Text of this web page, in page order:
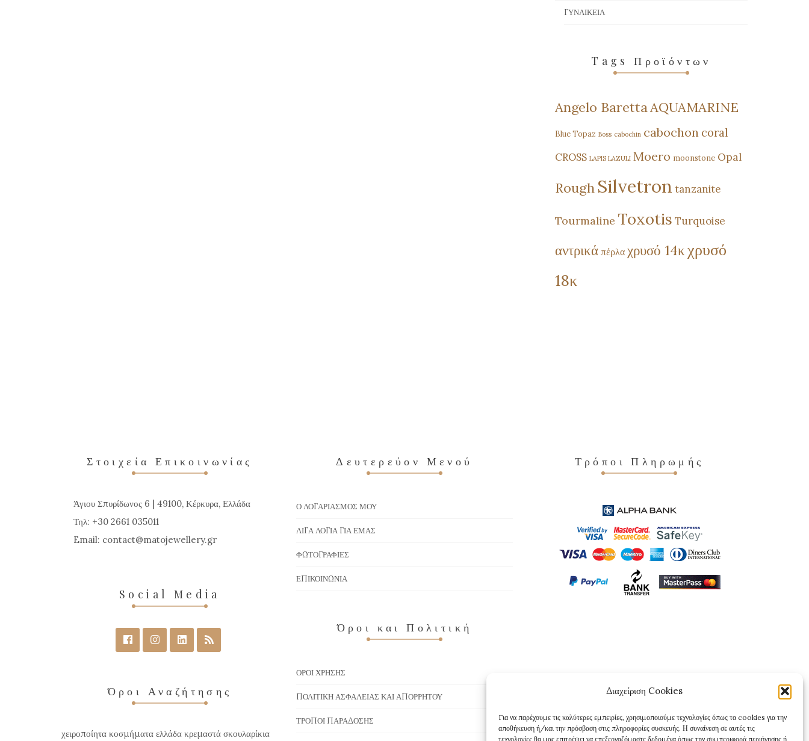
Διαχείριση Cookies
Για να παρέχουμε τις καλύτερες εμπειρίες, χρησιμοποιούμε τεχνολογίες όπως τα cookies για την
αποθήκευση ή/και την πρόσβαση στις πληροφορίες συσκευής. Η συναίνεση σε αυτές τις
τεχνολογίες θα μας επιτρέψει να επεξεργαζόμαστε δεδομένα όπως την συμπεριφορά περιήγησης ή
ΓΥΝΑΙΚΕΊΑ
Tags Προϊόντων
Angelo BarettaAQUAMARINE
Blue Topaz Boss cabochin cabochon coral
CROSS LAPIS LAZULI Moero moonstone Opal
Rough Silvetron tanzanite
Tourmaline Toxotis Turquoise
αντρικά πέρλα χρυσό 14κχρυσό
18κ
Στοιχεία Επικοινωνίας
Άγιου Σπυρίδωνος 6 | 49100, Κέρκυρα, Ελλάδα
Τηλ: +30 2661 035011
Email: contact matojewellery gr
Social Media
Όροι Αναζήτησης
χειροποίητα κοσμήματα ελλάδα κρεμαστά σκουλαρίκια
Δευτερεύον Μενού
Ο ΛΟΓΑΡΙΑΣΜΌΣ ΜΟΥ
ΛΊΓΑ ΛΌΓΙΑ ΓΙΑ ΕΜΆΣ
ΦΩΤΟΓΡΑΦΊΕΣ
ΕΠΙΚΟΙΝΩΝΊΑ
Όροι και Πολιτική
ΌΡΟΙ ΧΡΉΣΗΣ
ΠΟΛΙΤΙΚΉ ΑΣΦΆΛΕΙΑΣ ΚΑΙ ΑΠΟΡΡΉΤΟΥ
ΤΡΌΠΟΙ ΠΑΡΆΔΟΣΗΣ
Τρόποι Πληρωμής